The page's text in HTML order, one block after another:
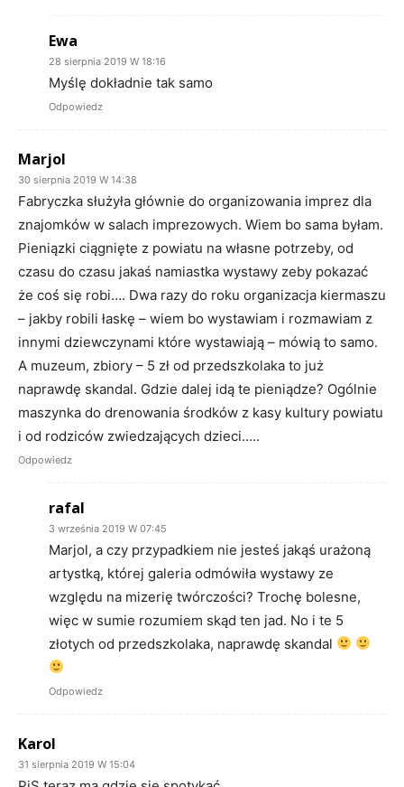
Ewa
28 sierpnia 2019 W 18:16
Myślę dokładnie tak samo
Odpowiedz
Marjol
30 sierpnia 2019 W 14:38
Fabryczka służyła głównie do organizowania imprez dla
znajomków w salach imprezowych. Wiem bo sama byłam.
Pieniązki ciągnięte z powiatu na własne potrzeby, od
czasu do czasu jakaś namiastka wystawy zeby pokazać
że coś się robi…. Dwa razy do roku organizacja kiermaszu
– jakby robili łaskę – wiem bo wystawiam i rozmawiam z
innymi dziewczynami które wystawiają – mówią to samo.
A muzeum, zbiory – 5 zł od przedszkolaka to już
naprawdę skandal. Gdzie dalej idą te pieniądze? Ogólnie
maszynka do drenowania środków z kasy kultury powiatu
i od rodziców zwiedzających dzieci…..
Odpowiedz
rafal
3 września 2019 W 07:45
Marjol, a czy przypadkiem nie jesteś jakąś urażoną
artystką, której galeria odmówiła wystawy ze
względu na mizerię twórczości? Trochę bolesne,
więc w sumie rozumiem skąd ten jad. No i te 5
złotych od przedszkolaka, naprawdę skandal
Odpowiedz
Karol
31 sierpnia 2019 W 15:04